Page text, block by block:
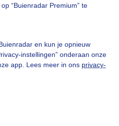
“Buienradar Premium” te
en kun je opnieuw
instellingen” onderaan onze
app. Lees meer in ons privacy-